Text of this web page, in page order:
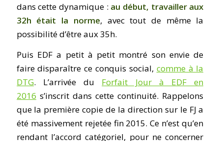
dans cette dynamique : au début, travailler aux
32h était la norme, avec tout de même la
possibilité d’être aux 35h.
Puis EDF a petit à petit montré son envie de
faire disparaître ce conquis social, comme à la
DTG. L’arrivée du Forfait Jour à EDF en
2016 s’inscrit dans cette continuité. Rappelons
que la première copie de la direction sur le FJ a
été massivement rejetée fin 2015. Ce n’est qu’en
rendant l’accord catégoriel, pour ne concerner